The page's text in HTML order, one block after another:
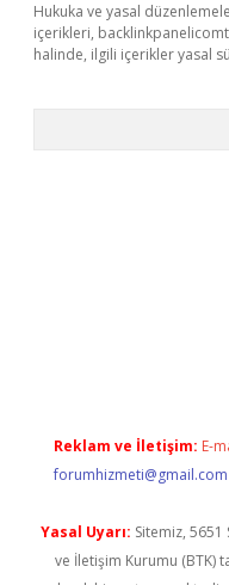
Hukuka ve yasal
içerikleri,
halinde, ilgili içerikler yasal
Reklam ve İletişim: E-
forumhizmeti@gmail.com
Yasal Uyarı: Sitemiz, 5651
ve İletişim Kurumu (BTK)